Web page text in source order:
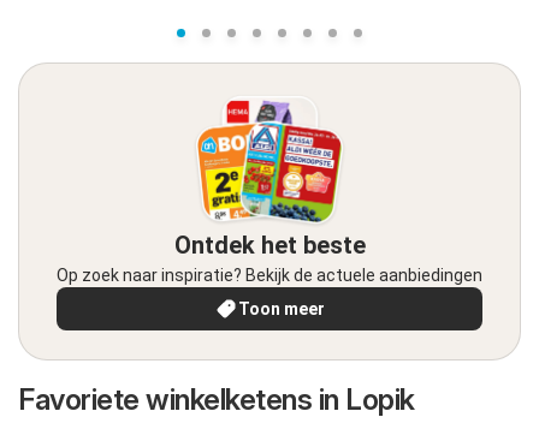
Ontdek het beste
Op zoek naar inspiratie? Bekijk de actuele aanbiedingen
Toon meer
Favoriete winkelketens in Lopik